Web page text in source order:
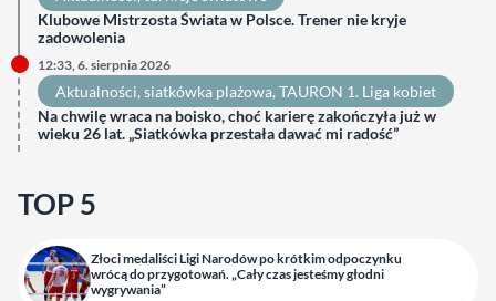
Klubowe Mistrzosta Świata w Polsce. Trener nie kryje
zadowolenia
12:33, 6. sierpnia 2026
Aktualności, siatkówka plażowa, TAURON 1. Liga kobiet
Na chwilę wraca na boisko, choć karierę zakończyła już w
wieku 26 lat. „Siatkówka przestała dawać mi radość”
TOP 5
Złoci medaliści Ligi Narodów po krótkim odpoczynku
wrócą do przygotowań. „Cały czas jesteśmy głodni
wygrywania”